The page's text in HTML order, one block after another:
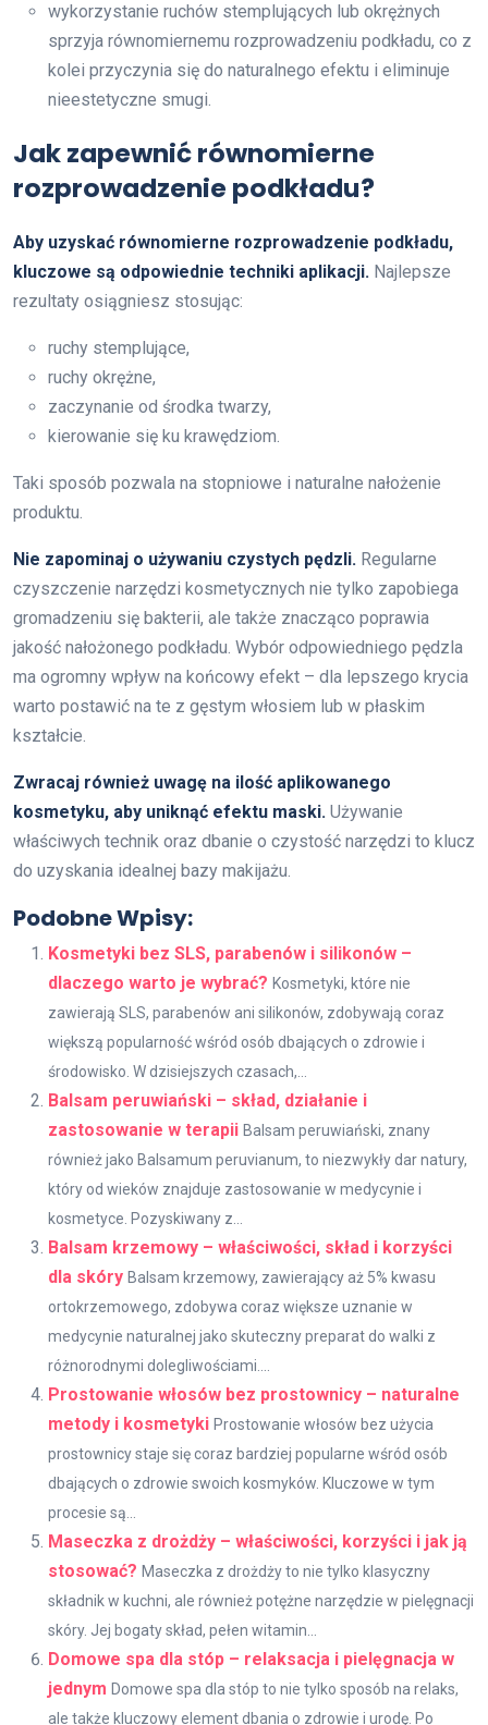
wykorzystanie ruchów stemplujących lub okrężnych
sprzyja równomiernemu rozprowadzeniu podkładu, co z
kolei przyczynia się do naturalnego efektu i eliminuje
nieestetyczne smugi.
Jak zapewnić równomierne
rozprowadzenie podkładu?
Aby uzyskać równomierne rozprowadzenie podkładu,
kluczowe są odpowiednie techniki aplikacji. Najlepsze
rezultaty osiągniesz stosując:
ruchy stemplujące,
ruchy okrężne,
zaczynanie od środka twarzy,
kierowanie się ku krawędziom.
Taki sposób pozwala na stopniowe i naturalne nałożenie
produktu.
Nie zapominaj o używaniu czystych pędzli. Regularne
czyszczenie narzędzi kosmetycznych nie tylko zapobiega
gromadzeniu się bakterii, ale także znacząco poprawia
jakość nałożonego podkładu. Wybór odpowiedniego pędzla
ma ogromny wpływ na końcowy efekt – dla lepszego krycia
warto postawić na te z gęstym włosiem lub w płaskim
kształcie.
Zwracaj również uwagę na ilość aplikowanego
kosmetyku, aby uniknąć efektu maski. Używanie
właściwych technik oraz dbanie o czystość narzędzi to klucz
do uzyskania idealnej bazy makijażu.
Podobne Wpisy:
Kosmetyki bez SLS, parabenów i silikonów –
dlaczego warto je wybrać? Kosmetyki, które nie
zawierają SLS, parabenów ani silikonów, zdobywają coraz
większą popularność wśród osób dbających o zdrowie i
środowisko. W dzisiejszych czasach,...
Balsam peruwiański – skład, działanie i
zastosowanie w terapii Balsam peruwiański, znany
również jako Balsamum peruvianum, to niezwykły dar natury,
który od wieków znajduje zastosowanie w medycynie i
kosmetyce. Pozyskiwany z...
Balsam krzemowy – właściwości, skład i korzyści
dla skóry Balsam krzemowy, zawierający aż 5% kwasu
ortokrzemowego, zdobywa coraz większe uznanie w
medycynie naturalnej jako skuteczny preparat do walki z
różnorodnymi dolegliwościami....
Prostowanie włosów bez prostownicy – naturalne
metody i kosmetyki Prostowanie włosów bez użycia
prostownicy staje się coraz bardziej popularne wśród osób
dbających o zdrowie swoich kosmyków. Kluczowe w tym
procesie są...
Maseczka z drożdży – właściwości, korzyści i jak ją
stosować? Maseczka z drożdży to nie tylko klasyczny
składnik w kuchni, ale również potężne narzędzie w pielęgnacji
skóry. Jej bogaty skład, pełen witamin...
Domowe spa dla stóp – relaksacja i pielęgnacja w
jednym Domowe spa dla stóp to nie tylko sposób na relaks,
ale także kluczowy element dbania o zdrowie i urodę. Po